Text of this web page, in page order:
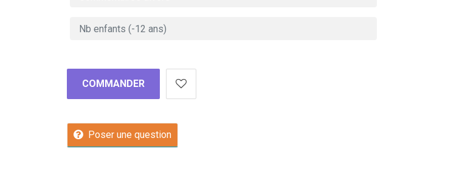
COMMANDER
Poser une question